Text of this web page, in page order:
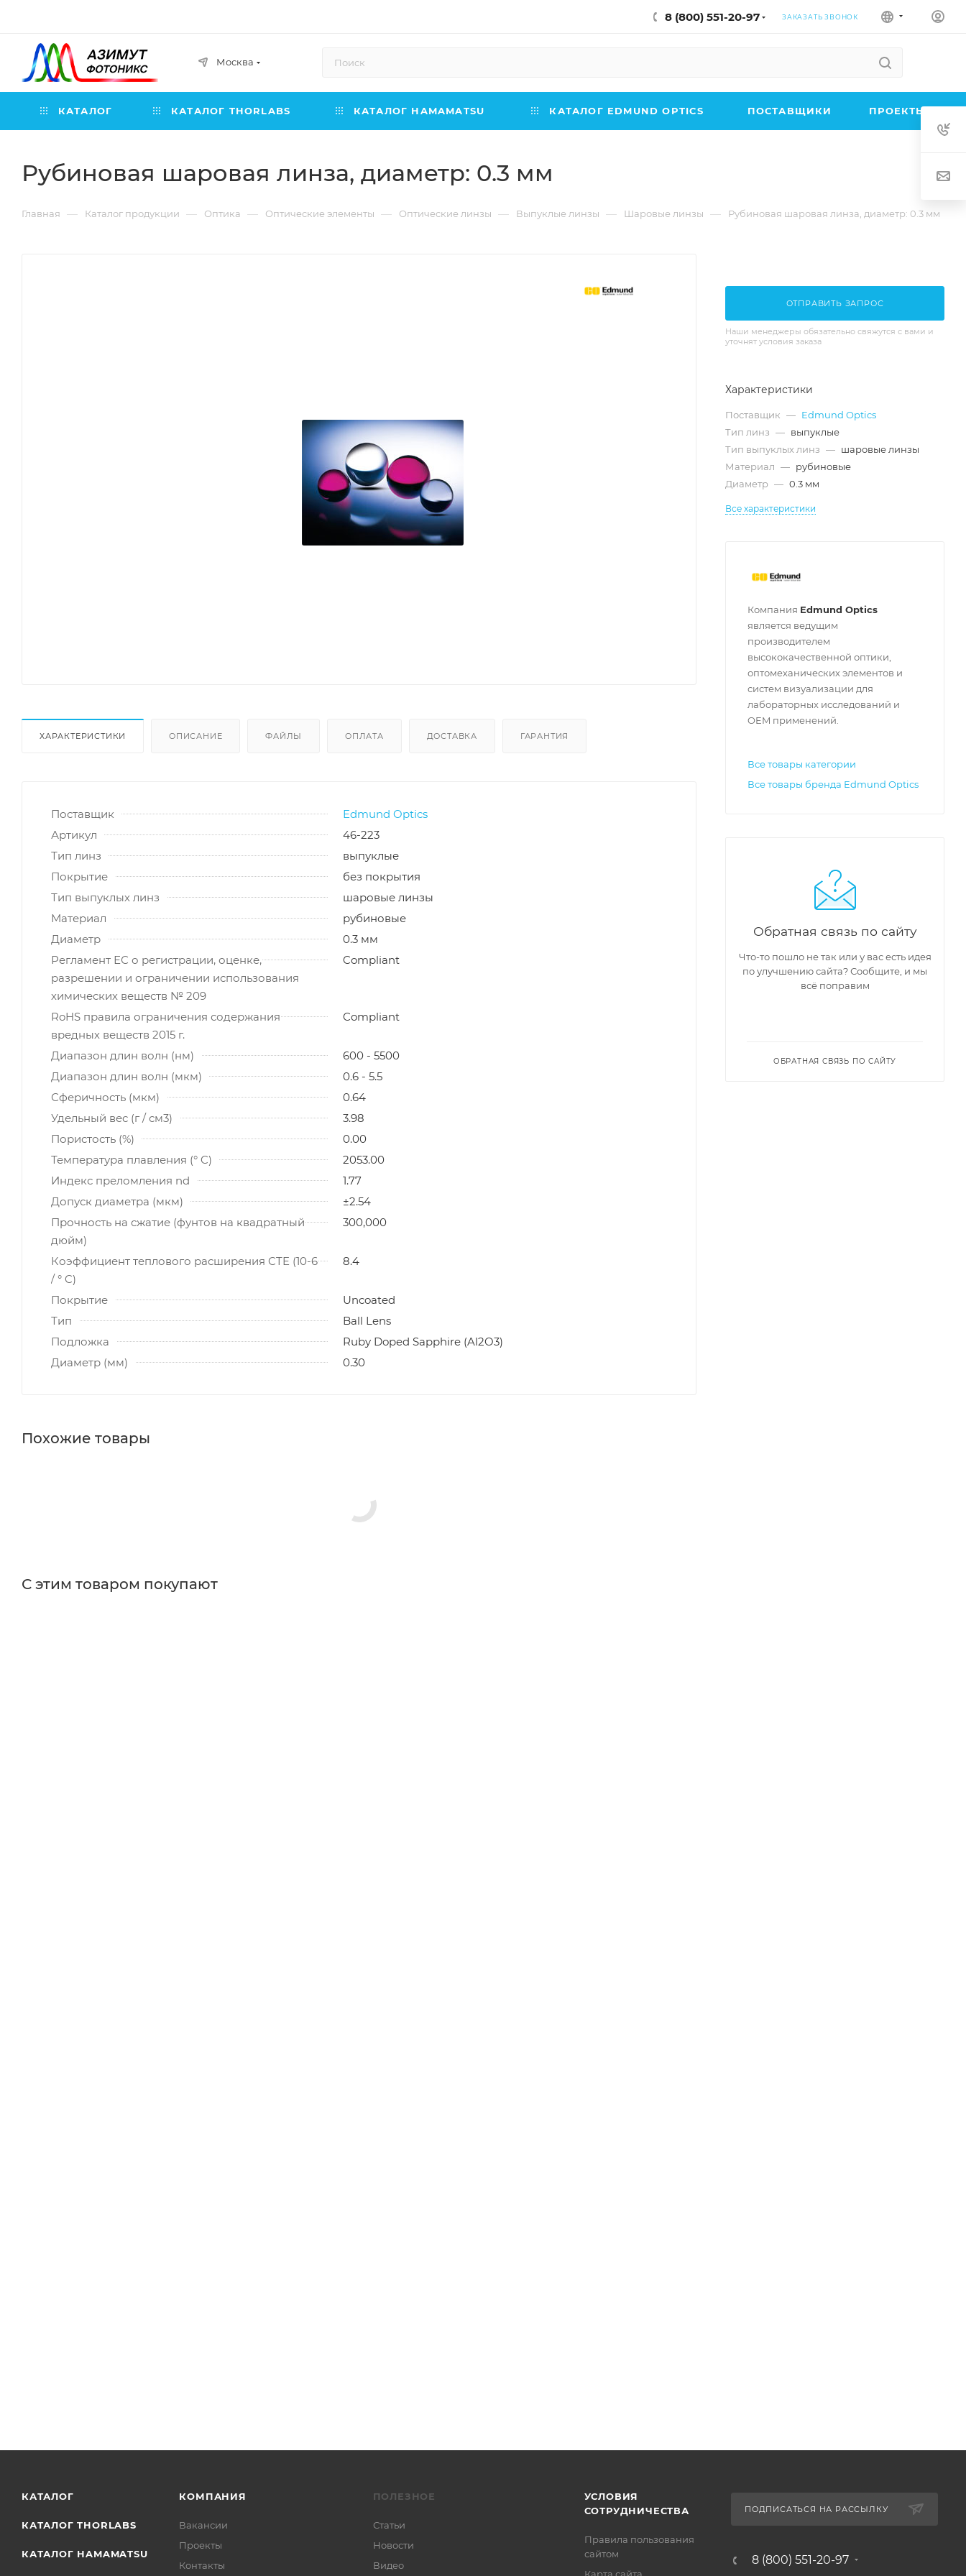
8 (800) 551-20-97 ЗАКАЗАТЬ ЗВОНОК
Москва
КАТАЛОГ КАТАЛОГ THORLABS КАТАЛОГ HAMAMATSU КАТАЛОГ EDMUND OPTICS ПОСТАВЩИКИ ПРОЕКТЫ
Рубиновая шаровая линза, диаметр: 0.3 мм
Главная — Каталог продукции — Оптика — Оптические элементы — Оптические линзы — Выпуклые линзы — Шаровые линзы — Рубиновая шаровая линза, диаметр: 0.3 мм
ХАРАКТЕРИСТИКИ ОПИСАНИЕ ФАЙЛЫ ОПЛАТА ДОСТАВКА ГАРАНТИЯ
Поставщик
Edmund Optics
Артикул
46-223
Тип линз
выпуклые
Покрытие
без покрытия
Тип выпуклых линз
шаровые линзы
Материал
рубиновые
Диаметр
0.3 мм
Регламент ЕС о регистрации, оценке,
разрешении и ограничении использования
химических веществ № 209
Compliant
RoHS правила ограничения содержания
вредных веществ 2015 г.
Compliant
Диапазон длин волн (нм)
600 - 5500
Диапазон длин волн (мкм)
0.6 - 5.5
Сферичность (мкм)
0.64
Удельный вес (г / см3)
3.98
Пористость (%)
0.00
Температура плавления (° C)
2053.00
Индекс преломления nd
1.77
Допуск диаметра (мкм)
±2.54
Прочность на сжатие (фунтов на квадратный
дюйм)
300,000
Коэффициент теплового расширения CTE (10-6
/ ° C)
8.4
Покрытие
Uncoated
Тип
Ball Lens
Подложка
Ruby Doped Sapphire (Al2O3)
Диаметр (мм)
0.30
Похожие товары
С этим товаром покупают
ОТПРАВИТЬ ЗАПРОС
Наши менеджеры обязательно свяжутся с вами и
уточнят условия заказа
Характеристики
Поставщик — Edmund Optics
Тип линз — выпуклые
Тип выпуклых линз — шаровые линзы
Материал — рубиновые
Диаметр — 0.3 мм
Все характеристики
Компания Edmund Optics
является ведущим
производителем
высококачественной оптики,
оптомеханических элементов и
систем визуализации для
лабораторных исследований и
OEM применений.
Все товары категории
Все товары бренда Edmund Optics
Обратная связь по сайту
Что-то пошло не так или у вас есть идея
по улучшению сайта? Сообщите, и мы
всё поправим
ОБРАТНАЯ СВЯЗЬ ПО САЙТУ
КАТАЛОГ
КАТАЛОГ THORLABS
КАТАЛОГ HAMAMATSU
КОМПАНИЯ
Вакансии
Проекты
Контакты
ПОЛЕЗНОЕ
Статьи
Новости
Видео
УСЛОВИЯ
СОТРУДНИЧЕСТВА
Правила пользования
сайтом
ПОДПИСАТЬСЯ НА РАССЫЛКУ
8 (800) 551-20-97